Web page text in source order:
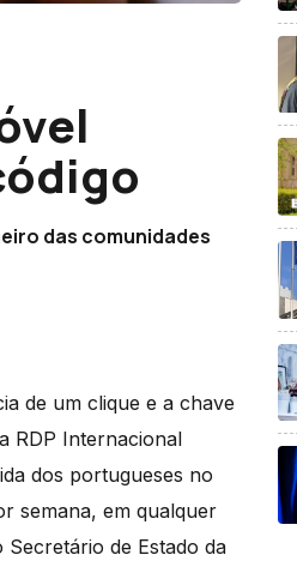
das comunidades
de um clique e a chave
RDP Internacional
dos portugueses no
semana, em qualquer
de Estado da